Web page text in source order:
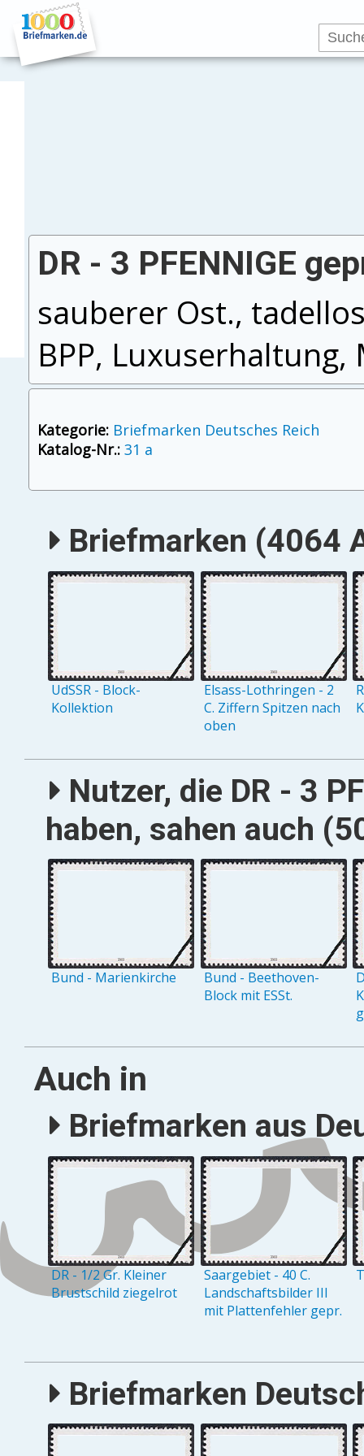
DR - 3 PFENNIGE
sauberer Ost.,
BPP, Luxuserhaltung,
Kategorie: Briefmarken Deutsches Reich
Katalog-Nr.: 31 a
Briefmarken (4064
UdSSR - Block-
Kollektion
Elsass-Lothringen - 2
C. Ziffern Spitzen nach
oben
Nutzer, die DR - 3
haben, sahen auch
Bund - Marienkirche
Bund - Beethoven-
Block mit ESSt.
Auch in
Briefmarken aus
DR - 1/2 Gr. Kleiner
Brustschild ziegelrot
Saargebiet - 40 C.
Landschaftsbilder III
mit Plattenfehler gepr.
Briefmarken